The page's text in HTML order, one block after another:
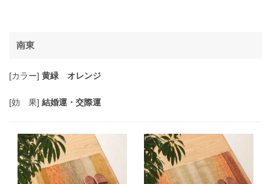
南東
[カラー] 黄緑 オレンジ
[効 果] 結婚運・交際運